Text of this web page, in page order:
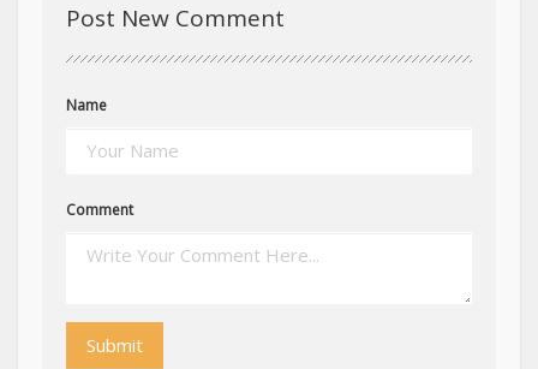
Post New Comment
Name
Comment
Submit